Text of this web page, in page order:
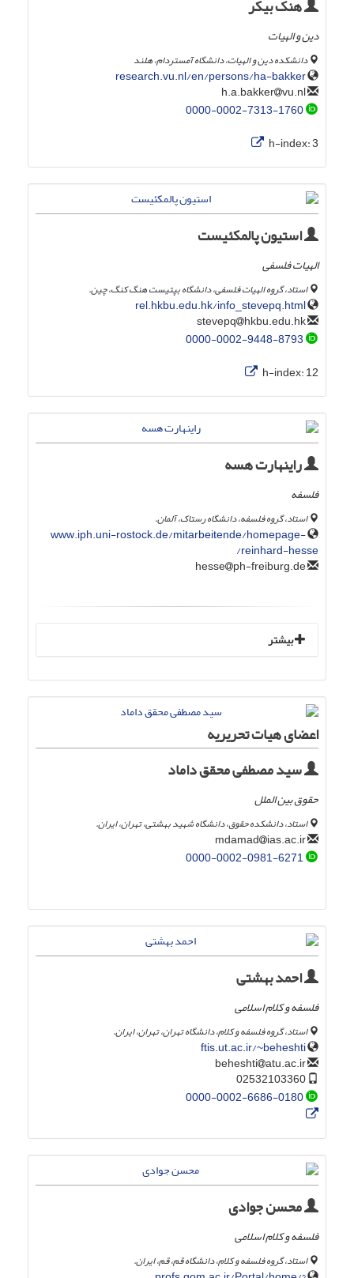
هنک بیکر
دین و الهیات
دانشکده دین و الهیات، دانشگاه آمستردام، هلند
research.vu.nl/en/persons/ha-bakker
vu.nl
0000-0002-7313-1760
h-index:3
استیون پالمکئیست
الهیات فلسفی
استاد، گروه الهیات فلسفی، دانشگاه بپتیست هنگ کنگ، چین.
rel.hkbu.edu.hk/info_stevepq.html
hkbu.edu.hk
0000-0002-9448-8793
h-index:12
راینهارت هسه
فلسفه
استاد، گروه فلسفه، دانشگاه رستاک، آلمان.
www.iph.uni-rostock.de/mitarbeitende/homepage-
reinhard-hesse/
ph-freiburg.de
بیشتر
اعضای هیات تحریریه
سید مصطفی محقق داماد
حقوق بین الملل
استاد، دانشکده حقوق، دانشگاه شهید بهشتی، تهران، ایران.
ias.ac.ir
0000-0002-0981-6271
احمد بهشتی
فلسفه و کلام اسلامی
استاد، گروه فلسفه و کلام، دانشگاه تهران، تهران، ایران.
ftis.ut.ac.ir/~beheshti
atu.ac.ir
0000-0002-6686-0180
محسن جوادی
فلسفه و کلام اسلامی
استاد، گروه فلسفه و کلام، دانشگاه قم، قم، ایران.